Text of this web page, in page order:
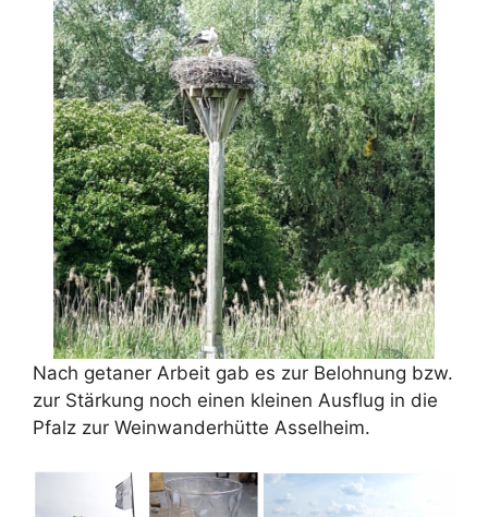
Nach getaner Arbeit gab es zur Belohnung bzw.
zur Stärkung noch einen kleinen Ausflug in die
Pfalz zur Weinwanderhütte Asselheim.